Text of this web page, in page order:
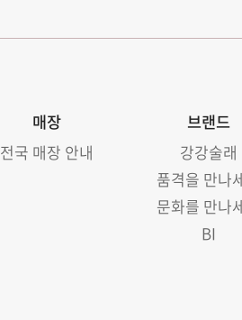
매장
전국 매장 안내
브랜드
강강술래
품격을 만나
문화를 만나
BI